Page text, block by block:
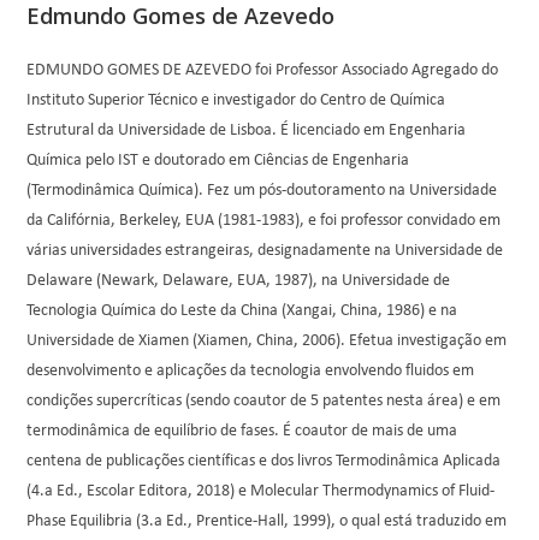
Edmundo Gomes de Azevedo
EDMUNDO GOMES DE AZEVEDO foi Professor Associado Agregado do
Instituto Superior Técnico e investigador do Centro de Química
Estrutural da Universidade de Lisboa. É licenciado em Engenharia
Química pelo IST e doutorado em Ciências de Engenharia
(Termodinâmica Química). Fez um pós-doutoramento na Universidade
da Califórnia, Berkeley, EUA (1981-1983), e foi professor convidado em
várias universidades estrangeiras, designadamente na Universidade de
Delaware (Newark, Delaware, EUA, 1987), na Universidade de
Tecnologia Química do Leste da China (Xangai, China, 1986) e na
Universidade de Xiamen (Xiamen, China, 2006). Efetua investigação em
desenvolvimento e aplicações da tecnologia envolvendo fluidos em
condições supercríticas (sendo coautor de 5 patentes nesta área) e em
termodinâmica de equilíbrio de fases. É coautor de mais de uma
centena de publicações científicas e dos livros Termodinâmica Aplicada
(4.a Ed., Escolar Editora, 2018) e Molecular Thermodynamics of Fluid-
Phase Equilibria (3.a Ed., Prentice-Hall, 1999), o qual está traduzido em